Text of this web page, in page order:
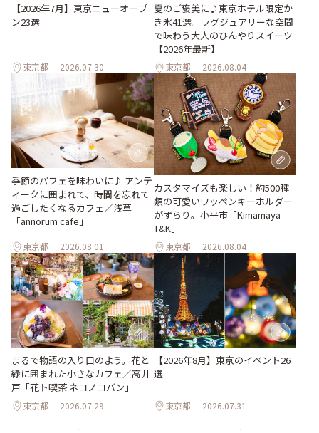
【2026年7月】東京ニューオープ
ン23選
東京都 2026.07.30
夏のご褒美に♪東京ホテル限定か
き氷41選。ラグジュアリーな空間
で味わう大人のひんやりスイーツ
【2026年最新】
東京都 2026.08.04
季節のパフェを味わいに♪ アンテ
ィークに囲まれて、時間を忘れて
過ごしたくなるカフェ／浅草
「annorum cafe」
東京都 2026.08.01
カスタマイズも楽しい！約500種
類の可愛いワッペンキーホルダー
がずらり。小平市「Kimamaya
T&K」
東京都 2026.08.04
まるで物語の入り口のよう。花と
緑に囲まれた小さなカフェ／高井
戸「花ト喫茶 ネコノコバン」
東京都 2026.07.29
【2026年8月】東京のイベント26
選
東京都 2026.07.31